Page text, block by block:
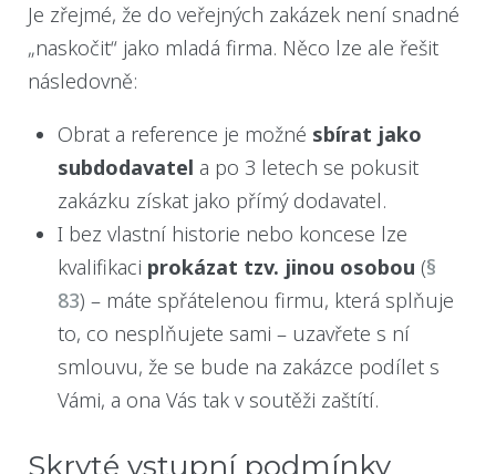
Je zřejmé, že do veřejných zakázek není snadné
„naskočit“ jako mladá firma. Něco lze ale řešit
následovně:
Obrat a reference je možné sbírat jako
subdodavatel a po 3 letech se pokusit
zakázku získat jako přímý dodavatel.
I bez vlastní historie nebo koncese lze
kvalifikaci prokázat tzv. jinou osobou (§
83) – máte spřátelenou firmu, která splňuje
to, co nesplňujete sami – uzavřete s ní
smlouvu, že se bude na zakázce podílet s
Vámi, a ona Vás tak v soutěži zaštítí.
Skryté vstupní podmínky